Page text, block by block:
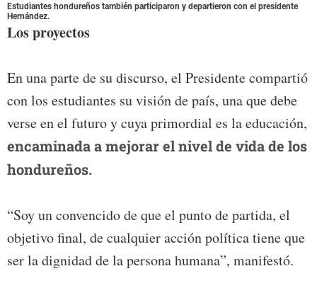
Estudiantes hondureños también participaron y departieron con el presidente
Hernández.
Los proyectos
En una parte de su discurso, el Presidente compartió
con los estudiantes su visión de país, una que debe
verse en el futuro y cuya primordial es la educación,
encaminada a mejorar el nivel de vida de los
hondureños.
“Soy un convencido de que el punto de partida, el
objetivo final, de cualquier acción política tiene que
ser la dignidad de la persona humana”, manifestó.